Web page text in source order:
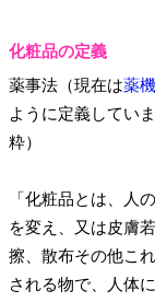
化粧品の定義
薬事法（現在は薬
ように定義してい
粋）
「化粧品とは、人
を変え、又は皮膚
擦、散布その他こ
される物で、人体